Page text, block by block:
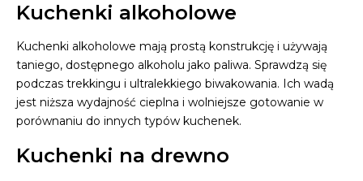
Kuchenki alkoholowe
Kuchenki alkoholowe mają prostą konstrukcję i używają
taniego, dostępnego alkoholu jako paliwa. Sprawdzą się
podczas trekkingu i ultralekkiego biwakowania. Ich wadą
jest niższa wydajność cieplna i wolniejsze gotowanie w
porównaniu do innych typów kuchenek.
Kuchenki na drewno